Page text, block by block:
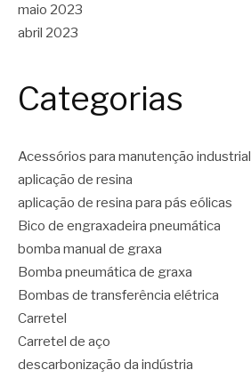
maio 2023
abril 2023
Categorias
Acessórios para manutenção industrial
aplicação de resina
aplicação de resina para pás eólicas
Bico de engraxadeira pneumática
bomba manual de graxa
Bomba pneumática de graxa
Bombas de transferência elétrica
Carretel
Carretel de aço
descarbonização da indústria